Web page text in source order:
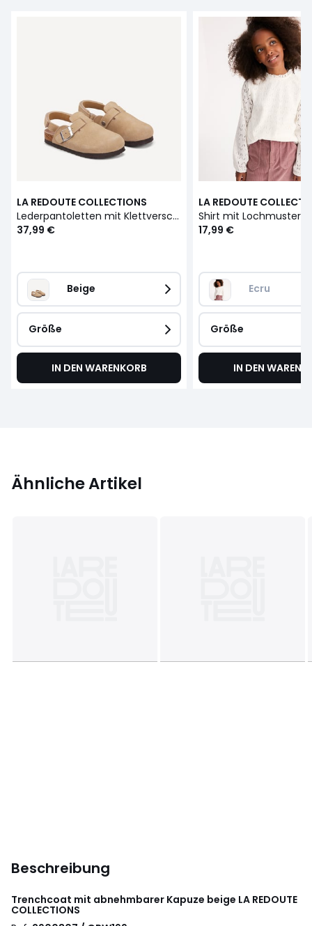
LA REDOUTE COLLECTIONS
Lederpantoletten mit Klettverschluss
37,99 €
Beige
Größe
IN DEN WARENKORB
LA REDOUTE
Shirt mit Lochmuster
17,99 €
Ecru
Größe
IN DEN
Ähnliche Artikel
Beschreibung
Trenchcoat mit abnehmbarer Kapuze beige LA REDOUTE
COLLECTIONS